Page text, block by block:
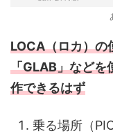
LOCA（ロカ）の
「GLAB」などを
作できるはず
乗る場所（